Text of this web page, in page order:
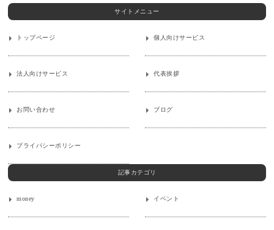
サイトメニュー
トップページ 個人向けサービス
法人向けサービス 代表挨拶
お問い合わせ ブログ
プライバシーポリシー
記事カテゴリ
money イベント